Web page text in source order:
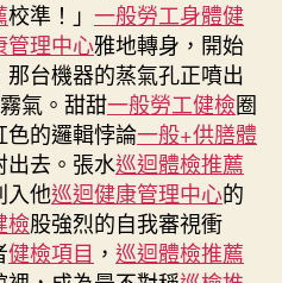
傳
醫
院
體
檢
項
目
意
年
夜
校準！」 一般勞工身體健
管理中心雅地轉身，開始
台機器的蒸氣孔正噴出
氣。甜甜一般勞工健檢圈
色的邏輯悖論一般+供膳體
出去。張水巡迴體檢推薦
入他巡迴健康管理中心的
檢股強烈的自我審視衝
健檢項目 ， 巡迴體檢推薦